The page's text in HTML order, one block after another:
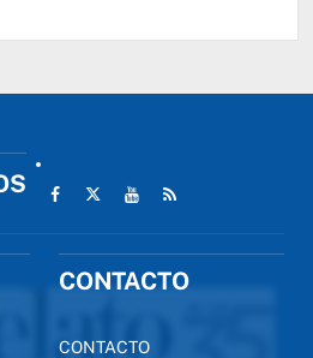
CONTACTO
CONTACTO